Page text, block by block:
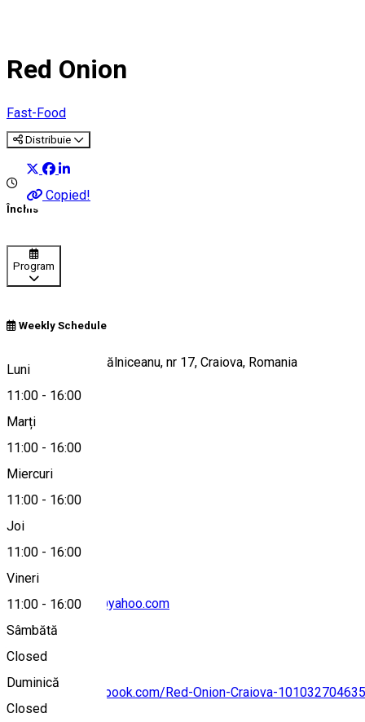
Red Onion
Fast-Food
Distribuie
Copied!
Închis
Program
Weekly Schedule
Luni
11:00 - 16:00
Marți
11:00 - 16:00
Miercuri
11:00 - 16:00
Joi
11:00 - 16:00
Vineri
11:00 - 16:00
Sâmbătă
Closed
Duminică
Closed
Strada Mihail Kogălniceanu, nr 17, Craiova, Romania
Hartă
redonioncraiova@yahoo.com
https://www.facebook.com/Red-Onion-Craiova-